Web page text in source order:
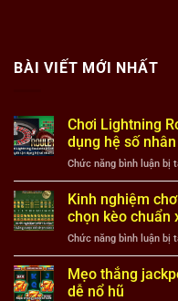
BÀI VIẾT MỚI NHẤT
Chơi Lightning
dụng hệ số
Chức năng bình luận bị
Kinh nghiệm
chọn kèo chuẩn
Chức năng bình luận bị
Mẹo thắng
dễ nổ hũ